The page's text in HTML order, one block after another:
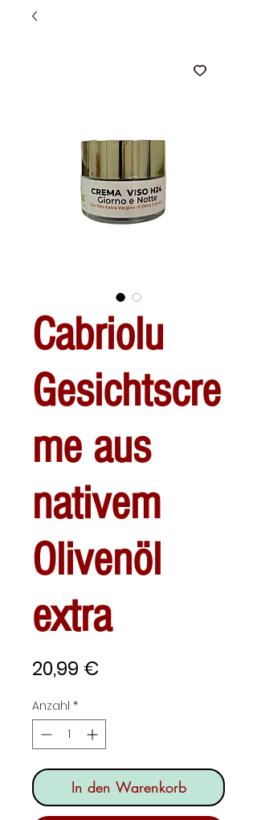
Cabriolu
Gesichtscre
me aus
nativem
Olivenöl
extra
20,99 €
Anzahl *
In den Warenkorb